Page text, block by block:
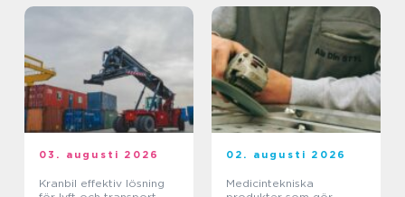
03. augusti 2026
Kranbil effektiv lösning
02. augusti 2026
Medicintekniska